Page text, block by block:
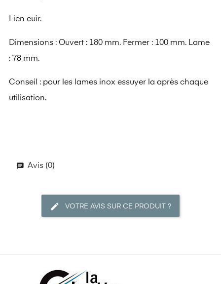
Lien cuir.
Dimensions : Ouvert : 180 mm. Fermer : 100 mm. Lame
: 78 mm.
Conseil : pour les lames inox essuyer la après chaque
utilisation.
Avis (0)
VOTRE AVIS SUR CE PRODUIT ?